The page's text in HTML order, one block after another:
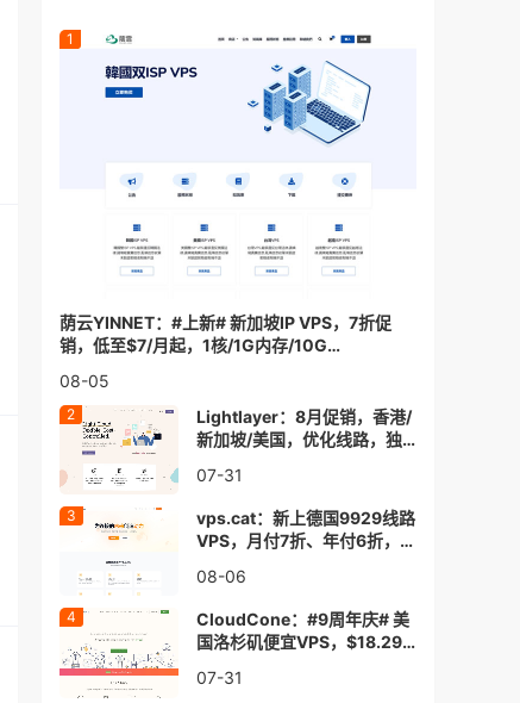
荫云YINNET：#上新# 新加坡IP VPS，7折促
销，低至$7/月起，1核/1G内存/10G
08-05
Lightlayer：8月促销，香港/
新加坡/美国，优化线路，独
07-31
vps.cat：新上德国9929线路
VPS，月付7折、年付6折，
SSD/1TB@30Mbps
08-06
CloudCone：#9周年庆# 美
国洛杉矶便宜VPS，$18.29/
SSD/1Gbs@4T流量
07-31